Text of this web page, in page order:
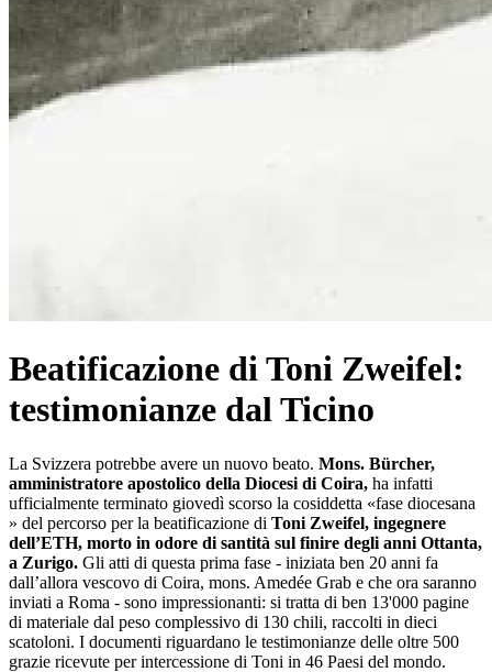
Beatificazione di Toni Zweifel:
testimonianze dal Ticino
La Svizzera potrebbe avere un nuovo beato. Mons. Bürcher,
amministratore apostolico della Diocesi di Coira, ha infatti
ufficialmente terminato giovedì scorso la cosiddetta «fase diocesana
» del percorso per la beatificazione di Toni Zweifel, ingegnere
dell’ETH, morto in odore di santità sul finire degli anni Ottanta,
a Zurigo. Gli atti di questa prima fase - iniziata ben 20 anni fa
dall’allora vescovo di Coira, mons. Amedée Grab e che ora saranno
inviati a Roma - sono impressionanti: si tratta di ben 13'000 pagine
di materiale dal peso complessivo di 130 chili, raccolti in dieci
scatoloni. I documenti riguardano le testimonianze delle oltre 500
grazie ricevute per intercessione di Toni in 46 Paesi del mondo.